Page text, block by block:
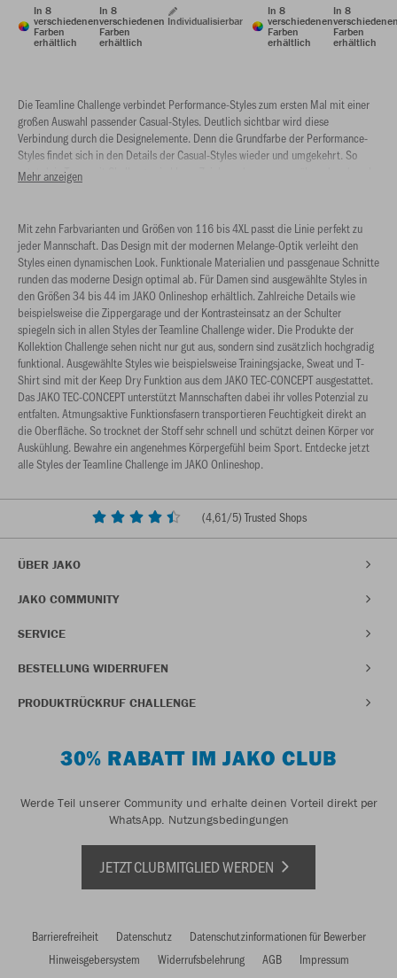
In 8
verschiedenen
Farben
erhältlich
In 8
verschiedenen
Farben
erhältlich
Individualisierbar
In 8
verschiedenen
Farben
erhältlich
In 8
Farben
erhältlich
Die Teamline Challenge verbindet Performance-Styles zum ersten Mal mit einer
großen Auswahl passender Casual-Styles. Deutlich sichtbar wird diese
Verbindung durch die Designelemente. Denn die Grundfarbe der Performance-
Styles findet sich in den Details der Casual-Styles wieder und umgekehrt. So
setzt dein Team mit Challenge ein klares Zeichen, dass es vor, während und nach
dem Sport als Einheit zusammengehört.
Mehr anzeigen
Mit zehn Farbvarianten und Größen von 116 bis 4XL passt die Linie perfekt zu
jeder Mannschaft. Das Design mit der modernen Melange-Optik verleiht den
Styles einen dynamischen Look. Funktionale Materialien und passgenaue Schnitte
runden das moderne Design optimal ab. Für Damen sind ausgewählte Styles in
den Größen 34 bis 44 im JAKO Onlineshop erhältlich. Zahlreiche Details wie
beispielsweise die Zippergarage und der Kontrasteinsatz an der Schulter
spiegeln sich in allen Styles der Teamline Challenge wider. Die Produkte der
Kollektion Challenge sehen nicht nur gut aus, sondern sind zusätzlich hochgradig
funktional. Ausgewählte Styles wie beispielsweise Trainingsjacke, Sweat und T-
Shirt sind mit der Keep Dry Funktion aus dem JAKO TEC-CONCEPT ausgestattet.
Das JAKO TEC-CONCEPT unterstützt Mannschaften dabei ihr volles Potenzial zu
entfalten. Atmungsaktive Funktionsfasern transportieren Feuchtigkeit direkt an
die Oberfläche. So trocknet der Stoff sehr schnell und schützt deinen Körper vor
Auskühlung. Bewahre ein angenehmes Körpergefühl beim Sport. Entdecke jetzt
alle Styles der Teamline Challenge im JAKO Onlineshop.
(4,61/5) Trusted Shops
ÜBER JAKO
JAKO COMMUNITY
SERVICE
BESTELLUNG WIDERRUFEN
PRODUKTRÜCKRUF CHALLENGE
30% RABATT IM JAKO CLUB
Werde Teil unserer Community und erhalte deinen Vorteil direkt per
WhatsApp. Nutzungsbedingungen
JETZT CLUBMITGLIED WERDEN
Barrierefreiheit Datenschutz
Datenschutzinformationen für Bewerber
Hinweisgebersystem
Widerrufsbelehrung AGB Impressum